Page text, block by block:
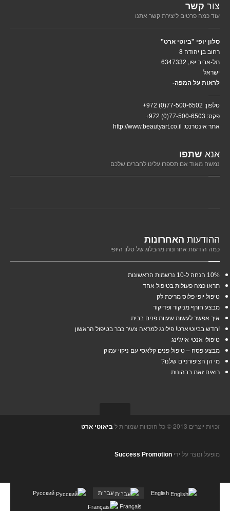
צור קשר
עוד כמה פרטים ליצירת קשר אתנו
סלון יופי "ביוטי ארט"
רחוב בן יהודה 8
תל-אביב יפו, 6347332
ישראל
לראות על המפה-
טלפון: 77-500-6502(0) 972+
פקס: +972 (0)77-500-6503
אתר אינטרנט: http://www.beautyart.co.il
אנא שתפו
נמשח מאוד אם תספרו עלינו לחברים שלכם
ההודעות האחרונות
כמה הודעות אחרונות מהבלוג של סלון היופי
10% הנחה ל-10 נרשמות הראשונות
תראו כמה פעולות בטיפול אחד
טיפול יופי פלוס מריכת לק
מבצע חורף מניקור ופדיקור
איך אפשר לעשות שעוות פנים בבית
!חדש בביוטיארט! פילינג למראה צעיר כבר בטיפול הראשון
טיפולי אנטי אייג'ינג
מבצע פסח – טיפול פנים קלאסי עם ניקוי עמוק
מי הן הציפורניים שלנו?
רואים זאת בבהונות
זכויות יוצרים 2013 © כל הזכויות שמורות ל ביאוטי ארט
מופעל ונוצר על ידי Success Promotion
עברית
Français